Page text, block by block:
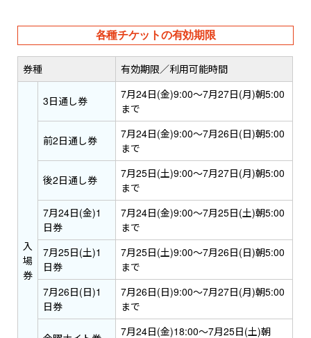
各種チケットの有効期限
券種 有効期限／利用可能時間
入
場
券
3日通し券
7月24日(金)9:00～7月27日(月)朝5:00
まで
前2日通し券
7月24日(金)9:00～7月26日(日)朝5:00
まで
後2日通し券
7月25日(土)9:00～7月27日(月)朝5:00
まで
7月24日(金)1
日券
7月24日(金)9:00～7月25日(土)朝5:00
まで
7月25日(土)1
日券
7月25日(土)9:00～7月26日(日)朝5:00
まで
7月26日(日)1
日券
7月26日(日)9:00～7月27日(月)朝5:00
まで
7月24日(金)18:00～7月25日(土)朝